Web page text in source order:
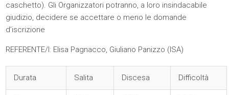
caschetto). Gli Organizzatori potranno, a loro insindacabile
giudizio, decidere se accettare o meno le domande
d’iscrizione
REFERENTE/I: Elisa Pagnacco, Giuliano Panizzo (ISA)
Durata Salita Discesa Difficoltà